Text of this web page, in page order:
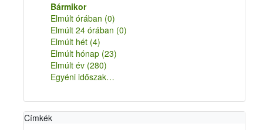
Bármikor
Elmúlt órában (0)
Elmúlt 24 órában (0)
Elmúlt hét (4)
Elmúlt hónap (23)
Elmúlt év (280)
Egyéni időszak…
Címkék